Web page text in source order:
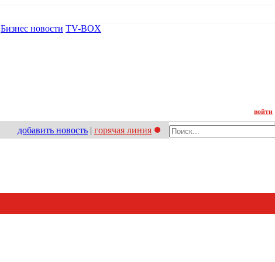
Бизнес новости TV-BOX
войти
добавить новость | горячая линия